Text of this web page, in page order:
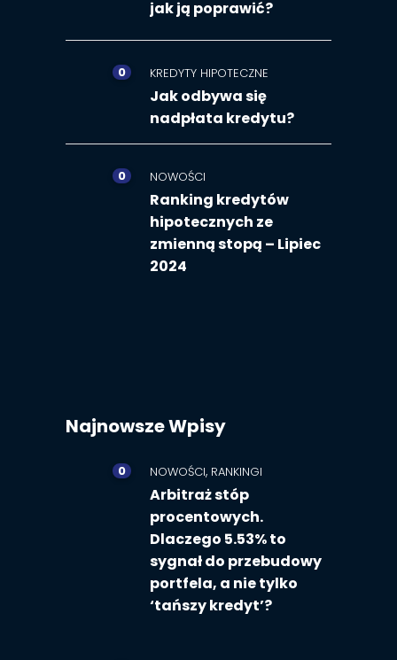
jak ją poprawić?
0 KREDYTY HIPOTECZNE
Jak odbywa się
nadpłata kredytu?
0 NOWOŚCI
Ranking kredytów
hipotecznych ze
zmienną stopą – Lipiec
2024
Najnowsze Wpisy
0 NOWOŚCI, RANKINGI
Arbitraż stóp
procentowych.
Dlaczego 5.53% to
sygnał do przebudowy
portfela, a nie tylko
‘tańszy kredyt’?